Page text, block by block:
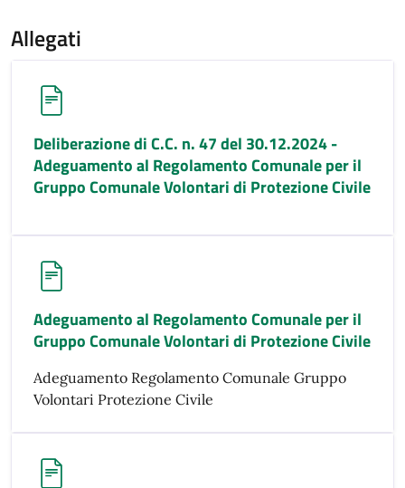
Allegati
Deliberazione di C.C. n. 47 del 30.12.2024 -
Adeguamento al Regolamento Comunale per il
Gruppo Comunale Volontari di Protezione Civile
Adeguamento al Regolamento Comunale per il
Gruppo Comunale Volontari di Protezione Civile
Adeguamento Regolamento Comunale Gruppo
Volontari Protezione Civile